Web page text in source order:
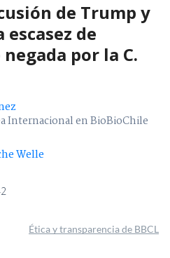
de Trump y
de
por la C.
Internacional en BioBioChile
Welle
Ética y transparencia de BBCL